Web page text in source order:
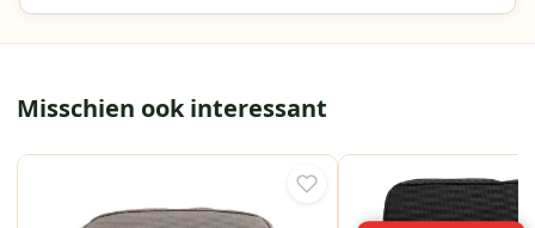
Misschien ook interessant